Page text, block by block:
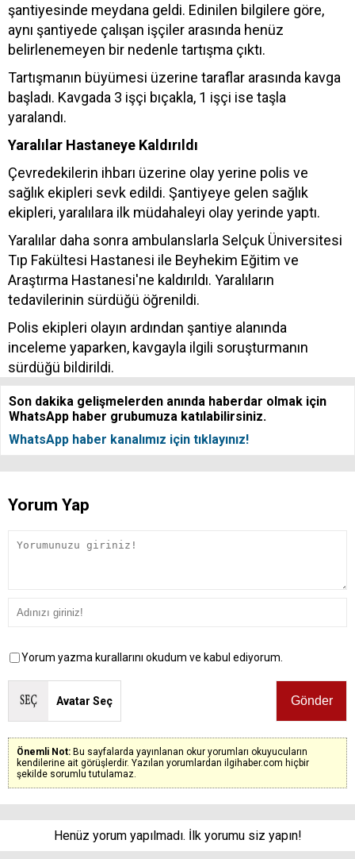
şantiyesinde meydana geldi. Edinilen bilgilere göre,
aynı şantiyede çalışan işçiler arasında henüz
belirlenemeyen bir nedenle tartışma çıktı.
Tartışmanın büyümesi üzerine taraflar arasında kavga
başladı. Kavgada 3 işçi bıçakla, 1 işçi ise taşla
yaralandı.
Yaralılar Hastaneye Kaldırıldı
Çevredekilerin ihbarı üzerine olay yerine polis ve
sağlık ekipleri sevk edildi. Şantiyeye gelen sağlık
ekipleri, yaralılara ilk müdahaleyi olay yerinde yaptı.
Yaralılar daha sonra ambulanslarla Selçuk Üniversitesi
Tıp Fakültesi Hastanesi ile Beyhekim Eğitim ve
Araştırma Hastanesi'ne kaldırıldı. Yaralıların
tedavilerinin sürdüğü öğrenildi.
Polis ekipleri olayın ardından şantiye alanında
inceleme yaparken, kavgayla ilgili soruşturmanın
sürdüğü bildirildi.
Son dakika gelişmelerden anında haberdar olmak için
WhatsApp haber grubumuza katılabilirsiniz.
WhatsApp haber kanalımız için tıklayınız!
Yorum Yap
Yorum yazma kurallarını okudum ve kabul ediyorum.
Avatar Seç
Önemli Not: Bu sayfalarda yayınlanan okur yorumları okuyucuların
kendilerine ait görüşlerdir. Yazılan yorumlardan ilgihaber.com hiçbir
şekilde sorumlu tutulamaz.
Henüz yorum yapılmadı. İlk yorumu siz yapın!